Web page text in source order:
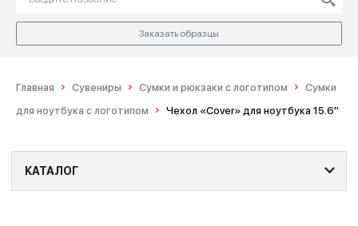
Заказать образцы
Главная Сувениры Сумки и рюкзаки с логотипом
Сумки
для ноутбука с логотипом
Чехол «Cover» для ноутбука 15.6"
КАТАЛОГ